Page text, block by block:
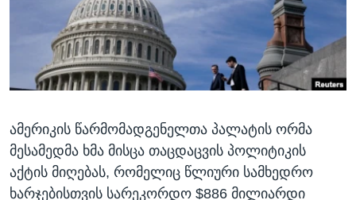
ᲡᲢᲣᲓᲘᲐ ᲕᲐᲨᲘᲜᲒᲢᲝᲜᲘ
ᲔᲙᲝᲜᲝᲛᲘᲙᲐ
ᲯᲐᲜᲛᲠᲗᲔᲚᲝᲑᲐ
ᲛᲔᲪᲜᲘᲔᲠᲔᲑᲐ
ᲙᲣᲚᲢᲣᲠᲐ
ᲒᲐᲚᲘᲚᲔᲝ
ᲓᲔᲖᲘᲜᲤᲝᲠᲛᲐᲪᲘᲐ
Learning English
ᲗᲕᲐᲚᲘ ᲒᲕᲐᲓᲔᲕᲜᲔᲗ
ენები
ამერიკის წარმომადგენელთა პალატის ორმა
მესამედმა ხმა მისცა თაცდაცვის პოლიტიკის
აქტის მიღებას, რომელიც წლიური სამხედრო
ხარჯებისთვის სარეკორდო $886 მილიარდი